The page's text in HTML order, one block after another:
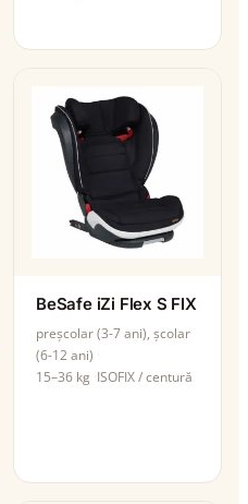
BeSafe iZi Flex S FIX
preșcolar (3-7 ani), școlar
(6-12 ani)
15–36 kg ISOFIX / centură